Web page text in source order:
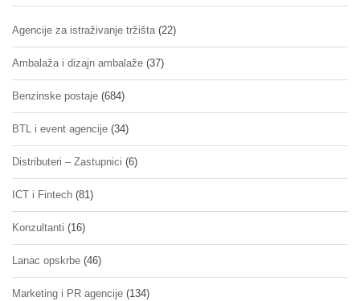
Agencije za istraživanje tržišta(22)
Ambalaža i dizajn ambalaže (37)
Benzinske postaje (684)
BTL i event agencije (34)
Distributeri – Zastupnici (6)
ICT i Fintech (81)
Konzultanti (16)
Lanac opskrbe (46)
Marketing i PR agencije (134)